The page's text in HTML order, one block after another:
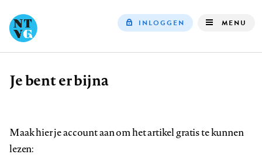
INLOGGEN MENU
Kruimelpad
Je bent er bijna
Maak hier je account aan om het artikel gratis te kunnen
lezen: